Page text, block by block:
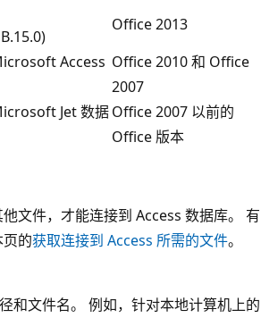
Office 2013
Access Office 2010 和 Office
2007
Jet 数据Office 2007 以前的
Office 版本
文件，才能连接到 Access 数据库。 有
的获取连接到 Access 所需的文件。
和文件名。 例如，针对本地计算机上的